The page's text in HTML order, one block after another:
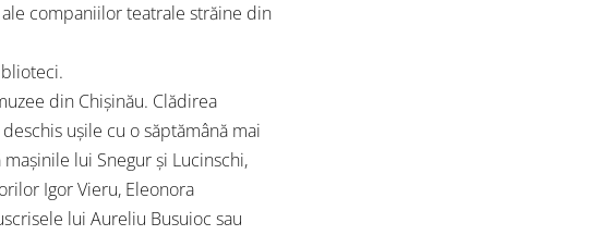
companiilor teatrale străine din
din Chișinău. Clădirea
ușile cu o săptămână mai
lui Snegur și Lucinschi,
Igor Vieru, Eleonora
lui Aureliu Busuioc sau